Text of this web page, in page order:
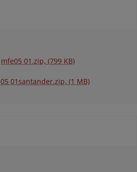
mfe05 01.zip, (799 KB)
05 01santander.zip, (1 MB)